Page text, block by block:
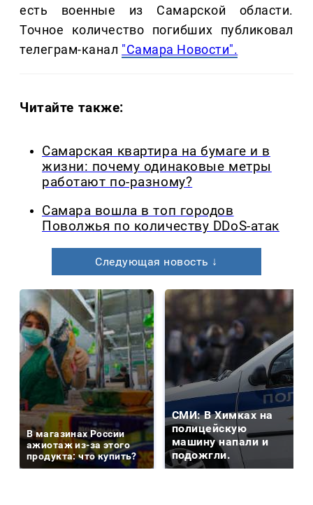
есть военные из Самарской области.
Точное количество погибших публиковал
телеграм-канал "Самара Новости".
Читайте также:
Самарская квартира на бумаге и в
жизни: почему одинаковые метры
работают по-разному?
Самара вошла в топ городов
Поволжья по количеству DDoS-атак
Следующая новость ↓
В магазинах России
ажиотаж из-за этого
продукта: что купить?
СМИ: В Химках на
полицейскую
машину напали и
подожгли.